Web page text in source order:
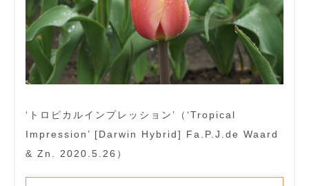
‘トロピカルインプレッション’（‘Tropical
Impression’ [Darwin Hybrid] Fa.P.J.de Waard
& Zn. 2020.5.26）